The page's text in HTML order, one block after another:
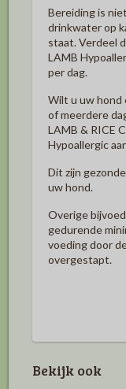
Bereiding is
drinkwater op
staat. Verdeel
LAMB
per dag.
Wilt u uw hond
of meerdere
LAMB & RICE
Hypoallergic
Dit zijn
uw hond.
Overige
gedurende
voeding door
overgestapt.
Bekijk ook